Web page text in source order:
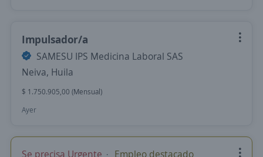
Impulsador/a
SAMESU IPS Medicina Laboral SAS
Neiva, Huila
$ 1.750.905,00 (Mensual)
Ayer
Se precisa Urgente Empleo destacado